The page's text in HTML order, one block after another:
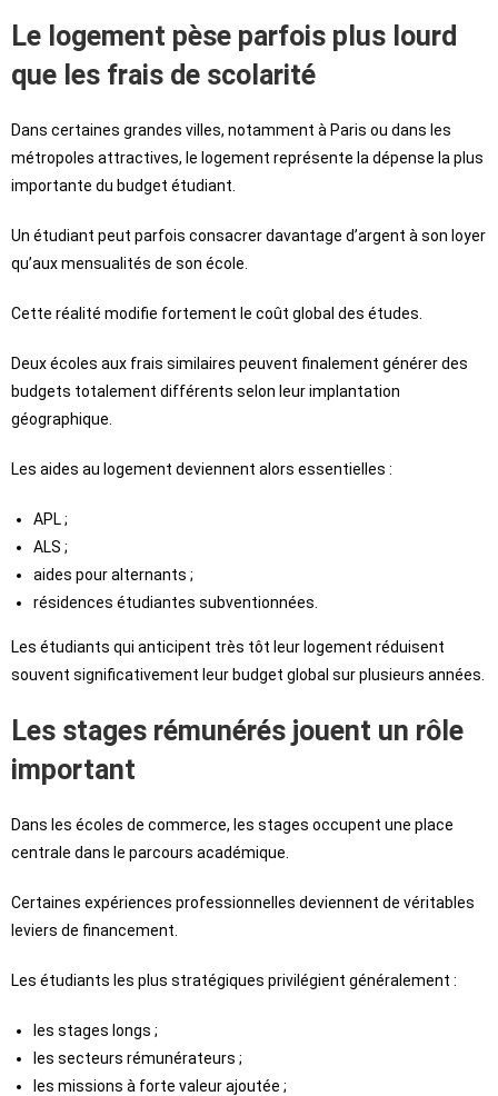
Le logement pèse parfois plus lourd
que les frais de scolarité
Dans certaines grandes villes, notamment à Paris ou dans les
métropoles attractives, le logement représente la dépense la plus
importante du budget étudiant.
Un étudiant peut parfois consacrer davantage d’argent à son loyer
qu’aux mensualités de son école.
Cette réalité modifie fortement le coût global des études.
Deux écoles aux frais similaires peuvent finalement générer des
budgets totalement différents selon leur implantation
géographique.
Les aides au logement deviennent alors essentielles :
APL ;
ALS ;
aides pour alternants ;
résidences étudiantes subventionnées.
Les étudiants qui anticipent très tôt leur logement réduisent
souvent significativement leur budget global sur plusieurs années.
Les stages rémunérés jouent un rôle
important
Dans les écoles de commerce, les stages occupent une place
centrale dans le parcours académique.
Certaines expériences professionnelles deviennent de véritables
leviers de financement.
Les étudiants les plus stratégiques privilégient généralement :
les stages longs ;
les secteurs rémunérateurs ;
les missions à forte valeur ajoutée ;